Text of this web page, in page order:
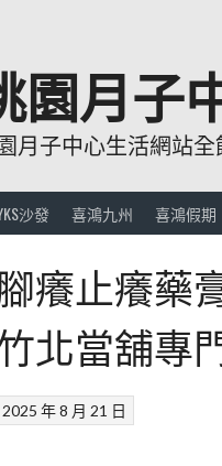
園月子
月子中心生活網站
沙發 喜鴻九州 喜鴻假期
癢止癢藥
北當舖專
2025 年 8 月 21 日